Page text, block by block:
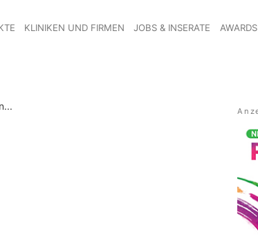
KLINIKEN UND FIRMEN JOBS & INSERATE AWARDS